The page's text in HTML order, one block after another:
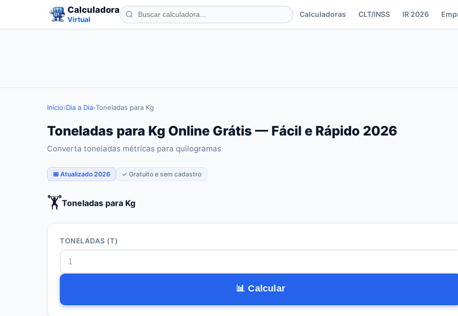
Calculadora
Virtual
Calculadoras CLT/INSS IR 2026
Início›Dia a Dia›Toneladas para Kg
Toneladas para Kg Online Grátis — Fácil e Rápido 2026
Converta toneladas métricas para quilogramas
📅 Atualizado 2026 ✓ Gratuito e sem cadastro
🏋️Toneladas para Kg
TONELADAS (T)
📊 Calcular